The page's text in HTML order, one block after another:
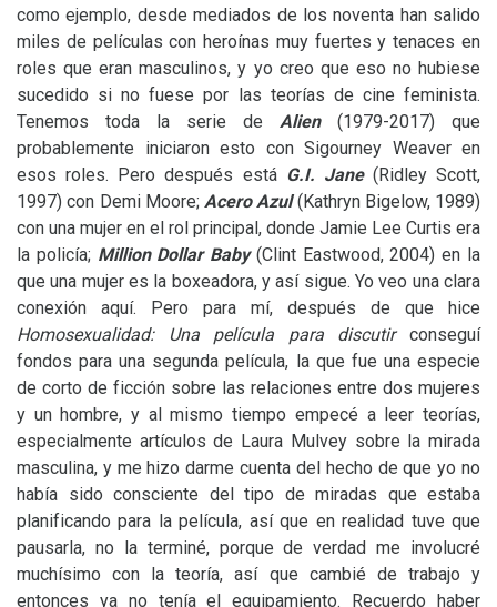
como ejemplo, desde mediados de los noventa han salido
miles de películas con heroínas muy fuertes y tenaces en
roles que eran masculinos, y yo creo que eso no hubiese
sucedido si no fuese por las teorías de cine feminista.
Tenemos toda la serie de Alien(1979-2017) que
probablemente iniciaron esto con Sigourney Weaver en
esos roles. Pero después está G.I. Jane(Ridley Scott,
1997) con Demi Moore; Acero Azul(Kathryn Bigelow, 1989)
con una mujer en el rol principal, donde Jamie Lee Curtis era
la policía; Million Dollar Baby(Clint Eastwood, 2004) en la
que una mujer es la boxeadora, y así sigue. Yo veo una clara
conexión aquí. Pero para mí, después de que hice
Homosexualidad: Una película para discutirconseguí
fondos para una segunda película, la que fue una especie
de corto de ficción sobre las relaciones entre dos mujeres
y un hombre, y al mismo tiempo empecé a leer teorías,
especialmente artículos de Laura Mulvey sobre la mirada
masculina, y me hizo darme cuenta del hecho de que yo no
había sido consciente del tipo de miradas que estaba
planificando para la película, así que en realidad tuve que
pausarla, no la terminé, porque de verdad me involucré
muchísimo con la teoría, así que cambié de trabajo y
entonces ya no tenía el equipamiento. Recuerdo haber